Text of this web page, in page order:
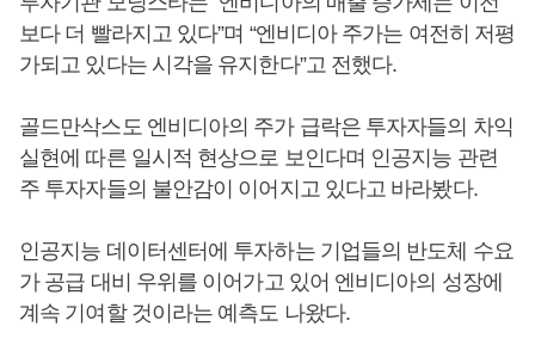
보다 더 빨라지고 있다”며 “엔비디아 주가는 여전히 저평
가되고 있다는 시각을 유지한다”고 전했다.
골드만삭스도 엔비디아의 주가 급락은 투자자들의 차익
실현에 따른 일시적 현상으로 보인다며 인공지능 관련
주 투자자들의 불안감이 이어지고 있다고 바라봤다.
인공지능 데이터센터에 투자하는 기업들의 반도체 수요
가 공급 대비 우위를 이어가고 있어 엔비디아의 성장에
계속 기여할 것이라는 예측도 나왔다.